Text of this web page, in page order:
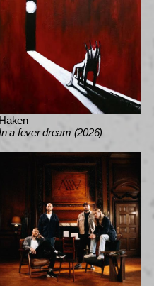
Haken
a fever dream (2026)